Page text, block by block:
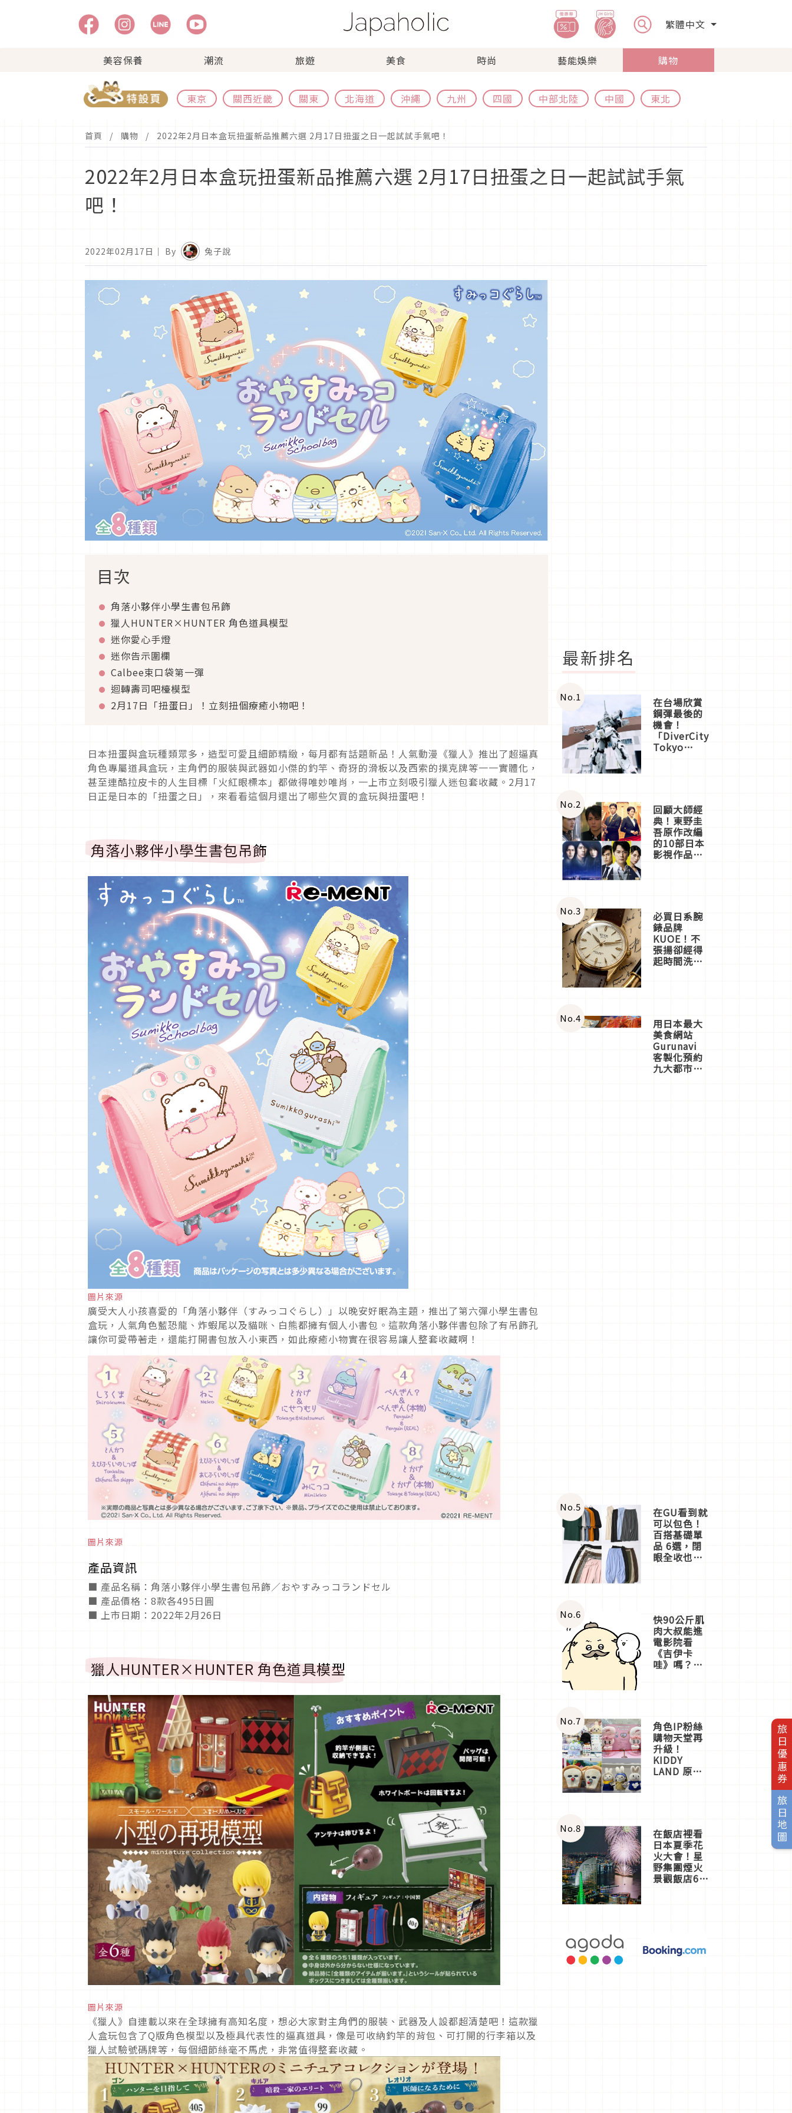
繁體中文
美容保養 潮流 旅遊 美食 時尚 藝能娛樂 購物
東京 關西近畿 關東 北海道 沖繩 九州 四國 中部北陸 中國 東北
旅日優惠券
旅日地圖
首頁 購物 2022年2月日本盒玩扭蛋新品推薦六選 2月17日扭蛋之日一起試試手氣吧！
2022年2月日本盒玩扭蛋新品推薦六選 2月17日扭蛋之日一起試試手氣
吧！
2022年02月17日 ｜ By 兔子說
目次
角落小夥伴小學生書包吊飾
獵人HUNTER×HUNTER 角色道具模型
迷你愛心手燈
迷你告示圍欄
Calbee束口袋第一彈
迴轉壽司吧檯模型
2月17日「扭蛋日」！立刻扭個療癒小物吧！
日本扭蛋與盒玩種類眾多，造型可愛且細節精緻，每月都有話題新品！人氣動漫《獵人》推出了超逼真
角色專屬道具盒玩，主角們的服裝與武器如小傑的釣竿、奇犽的滑板以及西索的撲克牌等一一實體化，
甚至連酷拉皮卡的人生目標「火紅眼標本」都做得唯妙唯肖，一上市立刻吸引獵人迷包套收藏。2月17
日正是日本的「扭蛋之日」，來看看這個月還出了哪些欠買的盒玩與扭蛋吧！
角落小夥伴小學生書包吊飾
圖片來源
廣受大人小孩喜愛的「角落小夥伴（すみっコぐらし）」以晚安好眠為主題，推出了第六彈小學生書包
盒玩，人氣角色藍恐龍、炸蝦尾以及貓咪、白熊都擁有個人小書包。這款角落小夥伴書包除了有吊飾孔
讓你可愛帶著走，還能打開書包放入小東西，如此療癒小物實在很容易讓人整套收藏啊！
圖片來源
產品資訊
■ 產品名稱：角落小夥伴小學生書包吊飾／おやすみっコランドセル
■ 產品價格：8款各495日圓
■ 上市日期：2022年2月26日
獵人HUNTER×HUNTER 角色道具模型
圖片來源
《獵人》自連載以來在全球擁有高知名度，想必大家對主角們的服裝、武器及人設都超清楚吧！這款獵
人盒玩包含了Q版角色模型以及極具代表性的逼真道具，像是可收納釣竿的背包、可打開的行李箱以及
獵人試驗號碼牌等，每個細節絲毫不馬虎，非常值得整套收藏。
最新排名
No.1 在台場欣賞
鋼彈最後的
機會！
「DiverCity
Tokyo
體驗
No.2 回顧大師經
典！東野圭
吾原作改編
的10部日本
影視作品推
No.3 必買日系腕
錶品牌
KUOE！不
張揚卻經得
起時間洗鍊
No.4 用日本最大
美食網站
Gurunavi
客製化預約
九大都市餐
No.5 在GU看到就
可以包色！
百搭基礎單
品 6選，閉
眼全收也不
No.6 快90公斤肌
肉大叔能進
電影院看
《吉伊卡
哇》嗎？日
一同給出了
答案
No.7 角色IP粉絲
購物天堂再
升級！
KIDDY
LAND 原宿
店3分即達
No.8 在飯店裡看
日本夏季花
火大會！星
野集團煙火
景觀飯店6